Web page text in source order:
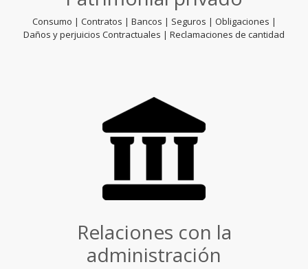
Consumo | Contratos | Bancos | Seguros | Obligaciones |
Daños y perjuicios Contractuales | Reclamaciones de cantidad
Relaciones con la
administración